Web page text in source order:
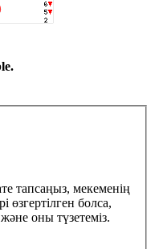
тапсаңыз, мекеменің
өзгертілген болса,
оны түзетеміз.